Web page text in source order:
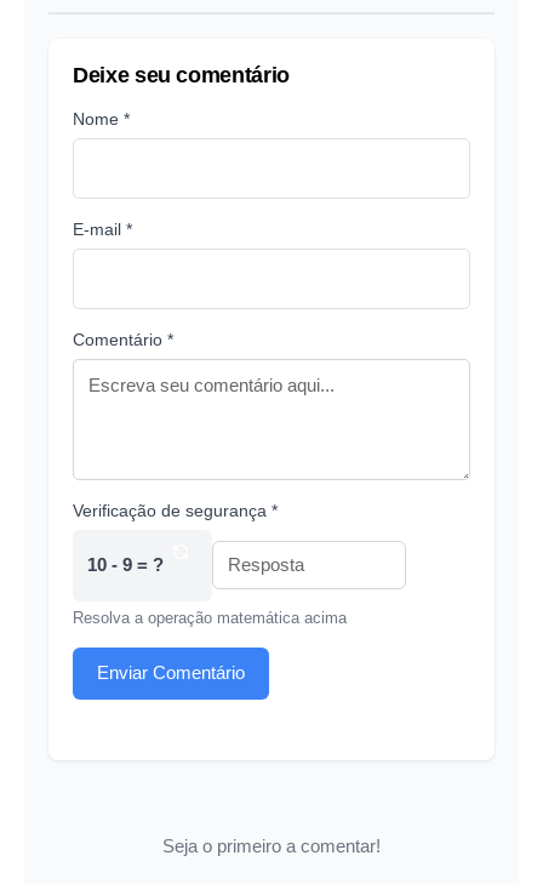
Deixe seu comentário
Nome *
E-mail *
Comentário *
Verificação de segurança *
10 - 9 = ?
Resolva a operação matemática acima
Enviar Comentário
Seja o primeiro a comentar!